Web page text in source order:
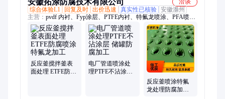
洽谈
综合体验L1
回复及时 出价迅速 真实性已核验 安徽滁州
主营： pvdf 内衬、Fyp涂层、PTFE内衬、特氟龙喷涂、PFA喷
涂、FEP喷涂、Etfe喷涂、Ectfe喷涂、Pvdf喷涂、碳化钨喷涂、
PFA 内衬、四氟板衬
反应釜搅拌釜表
面处理 ETFE防腐
电厂管道喷涂处
理PTFE不沾涂层
反应釜喷涂特氟
龙处理防腐加工